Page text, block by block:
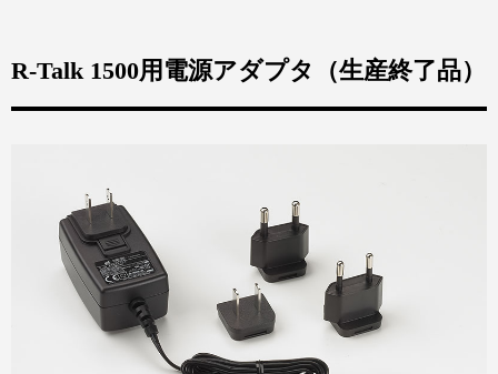
R-Talk 1500用電源アダプタ（生産終了品）